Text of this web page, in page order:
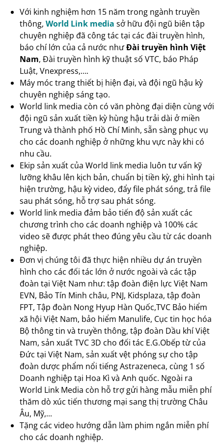
Với kinh nghiệm hơn 15 năm trong ngành truyền
thông, World Link media sở hữu đội ngũ biên tập
chuyên nghiệp đã công tác tại các đài truyền hình,
báo chí lớn của cả nước nhưĐài truyền hình Việt
Nam, Đài truyền hình kỹ thuật số VTC, báo Pháp
Luật, Vnexpress,….
Máy móc trang thiết bị hiện đại, và đội ngũ hậu kỳ
chuyên nghiệp sáng tạo.
World link media còn có văn phòng đại diện cùng với
đội ngũ sản xuất tiền kỳ hùng hậu trải dài ở miền
Trung và thành phố Hồ Chí Minh, sẵn sàng phục vụ
cho các doanh nghiệp ở những khu vực này khi có
nhu cầu.
Ekip sản xuất của World link media luôn tư vấn kỹ
lưỡng khâu lên kịch bản, chuẩn bị tiền kỳ, ghi hình tại
hiện trường, hậu kỳ video, đẩy file phát sóng, trả file
sau phát sóng, hỗ trợ sau phát sóng.
World link media đảm bảo tiến độ sản xuất các
chương trình cho các doanh nghiệp và 100% các
video sẽ được phát theo đúng yêu cầu từ các doanh
nghiệp.
Đơn vị chúng tôi đã thực hiện nhiều dự án truyền
hình cho các đối tác lớn ở nước ngoài và các tập
đoàn tại Việt Nam như: tập đoàn điện lực Việt Nam
EVN, Bảo Tín Minh châu, PNJ, Kidsplaza, tập đoàn
FPT, Tập đoàn Nong Hyup Hàn Quốc,TVC Bảo hiểm
xã hội Việt Nam, bảo hiểm Manulife, Cục tin học hóa
Bộ thông tin và truyền thông, tập đoàn Dầu khí Việt
Nam, sản xuất TVC 3D cho đối tác E.G.Obếp từ của
Đức tại Việt Nam, sản xuất vệt phóng sự cho tập
đoàn dược phẩm nổi tiếng Astrazeneca, cùng 1 số
Doanh nghiệp tại Hoa Kì và Anh quốc. Ngoài ra
World Link Media còn hỗ trợ gửi hàng mẫu miễn phí
thăm dò xúc tiến thương mại sang thị trường Châu
Âu, Mỹ,...
Tặng các video hướng dẫn làm phim ngắn miễn phí
cho các doanh nghiệp.